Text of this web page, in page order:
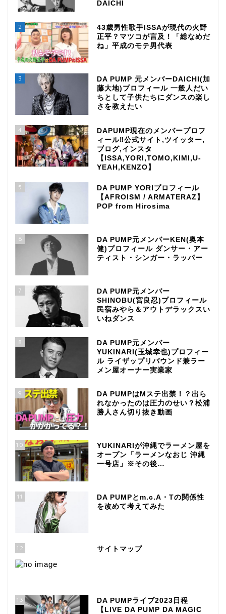
DAICHI
2
43歳男性歌手ISSAが現代の火野
正平？マツコが言及！「総なめだ
ね」平成のモテ男代表
3
DA PUMP 元メンバーDAICHI(加
藤大地)プロフィール 一般人だい
ちとして子供たちにダンスの楽し
さを教えたい
4
DAPUMP現在のメンバープロフ
ィール‼公式サイト,ツイッター,
ブログ,インスタ
【ISSA,YORI,TOMO,KIMI,U-
YEAH,KENZO】
5
DA PUMP YORIプロフィール
【AFROISM / ARMATERAZ】
POP from Hirosima
6
DA PUMP元メンバーKEN(奥本
健)プロフィール ダンサー・アー
ティスト・シンガー・ラッパー
7
DA PUMP元メンバー
SHINOBU(宮良忍)プロフィール
民宿みやら＆アウトデラックスい
いねダンス
8
DA PUMP元メンバー
YUKINARI(玉城幸也)プロフィー
ル ライザップリバウンド兼ラー
メン屋オーナー実業家
9
DA PUMPはMステ出禁！？出ら
れなかったのは圧力のせい？松浦
勝人さん切り抜き動画
10
YUKINARIが沖縄でラーメン屋を
オープン「ラーメンなおじ 沖縄
一号店」※その後…
11
DA PUMPとm.c.A・Tの関係性
を改めて考えてみた
12 サイトマップ
13
DA PUMPライブ2023日程
【LIVE DA PUMP DA MAGIC